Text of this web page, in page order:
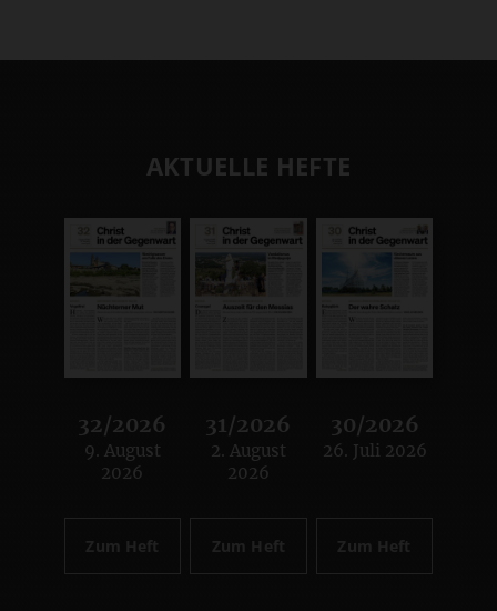
AKTUELLE HEFTE
32/2026
:
9. August
2026
Zum Heft
31/2026
:
2. August
2026
Zum Heft
30/2026
:
26. Juli 2026
Zum Heft